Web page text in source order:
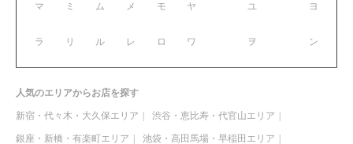
マ ミ ム メ モ
ラ リ ル レ ロ
ヤ ユ ヨ
ワ ヲ ン
人気のエリアからお店を探す
新宿・代々木・大久保エリア 渋谷・恵比寿・代官山エリア
銀座・新橋・有楽町エリア 池袋・高田馬場・早稲田エリア